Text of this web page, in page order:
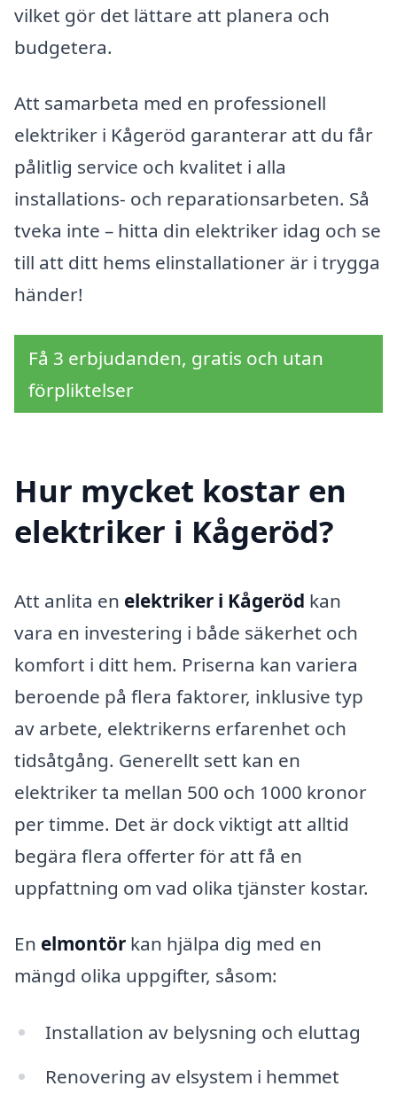
vilket gör det lättare att planera och
budgetera.
Att samarbeta med en professionell
elektriker i Kågeröd garanterar att du får
pålitlig service och kvalitet i alla
installations- och reparationsarbeten. Så
tveka inte – hitta din elektriker idag och se
till att ditt hems elinstallationer är i trygga
händer!
Få 3 erbjudanden, gratis och utan
förpliktelser
Hur mycket kostar en
elektriker i Kågeröd?
Att anlita en elektriker i Kågeröd kan
vara en investering i både säkerhet och
komfort i ditt hem. Priserna kan variera
beroende på flera faktorer, inklusive typ
av arbete, elektrikerns erfarenhet och
tidsåtgång. Generellt sett kan en
elektriker ta mellan 500 och 1000 kronor
per timme. Det är dock viktigt att alltid
begära flera offerter för att få en
uppfattning om vad olika tjänster kostar.
En elmontör kan hjälpa dig med en
mängd olika uppgifter, såsom:
Installation av belysning och eluttag
Renovering av elsystem i hemmet